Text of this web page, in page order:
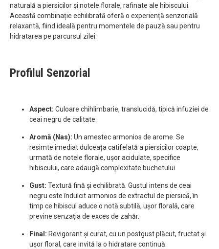
naturală a piersicilor și notele florale, rafinate ale hibiscului.
Această combinație echilibrată oferă o experiență senzorială
relaxantă, fiind ideală pentru momentele de pauză sau pentru
hidratarea pe parcursul zilei.
Profilul Senzorial
Aspect: Culoare chihlimbarie, translucidă, tipică infuziei de
ceai negru de calitate.
Aromă (Nas): Un amestec armonios de arome. Se
resimte imediat dulceața catifelată a piersicilor coapte,
urmată de notele florale, ușor acidulate, specifice
hibiscului, care adaugă complexitate buchetului.
Gust: Textură fină și echilibrată. Gustul intens de ceai
negru este îndulcit armonios de extractul de piersică, în
timp ce hibiscul aduce o notă subtilă, ușor florală, care
previne senzația de exces de zahăr.
Final: Revigorant și curat, cu un postgust plăcut, fructat și
ușor floral, care invită la o hidratare continuă.